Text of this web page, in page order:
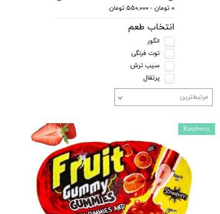
۰ تومان - ۵۵۰,۰۰۰ تومان
انتخاب طعم
انگور
توت فرنگی
سیب ترش
پرتقال
مرتبط‌ترین
Raspberry